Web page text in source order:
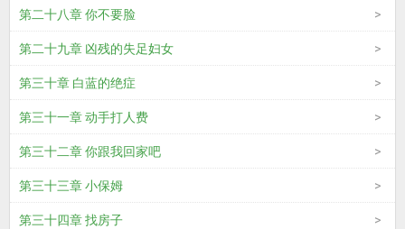
第二十八章 你不要脸
第二十九章 凶残的失足妇女
第三十章 白蓝的绝症
第三十一章 动手打人费
第三十二章 你跟我回家吧
第三十三章 小保姆
第三十四章 找房子